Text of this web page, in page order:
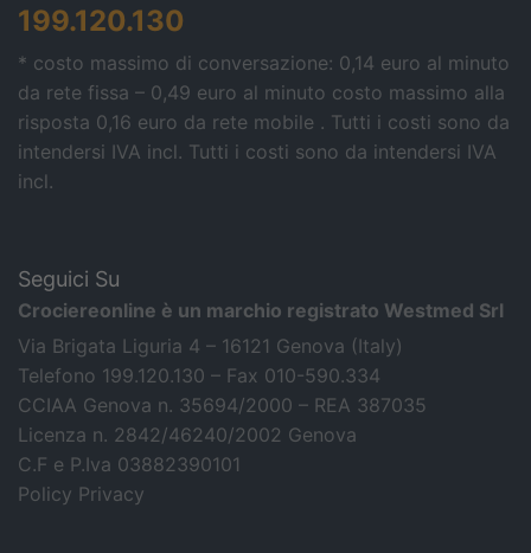
199.120.130
* costo massimo di conversazione: 0,14 euro al minuto
da rete fissa – 0,49 euro al minuto costo massimo alla
risposta 0,16 euro da rete mobile . Tutti i costi sono da
intendersi IVA incl. Tutti i costi sono da intendersi IVA
incl.
Seguici Su
Crociereonline è un marchio registrato Westmed Srl
Via Brigata Liguria 4 – 16121 Genova (Italy)
Telefono 199.120.130 – Fax 010-590.334
CCIAA Genova n. 35694/2000 – REA 387035
Licenza n. 2842/46240/2002 Genova
C.F e P.Iva 03882390101
Policy Privacy